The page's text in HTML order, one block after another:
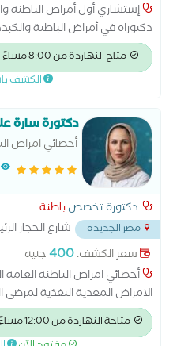
إستشاري أول أمراض الباطنة
دكتوراه في أمراض الباطنة
وغدد صماء بالغين، جهاز هضمي
حساسية ومناعة بالغين و جهاز
متاح النهاردة من 8:00 مساءً
الكشف
دكتورة سارة
أخصائي امراض
والمناظير والكبد
دكتورة تخصصباطنة
مصر الجديدة شارع الحجاز
سعر الكشف:400جنيه
أخصائي امراض الباطنة العامة
الامراض المعدية التغذية
والاثنى عشر امراض الباطنة
ضغط الدم تشخيص وعلاج حالات
متاحة النهاردة من 12:00 مساءً